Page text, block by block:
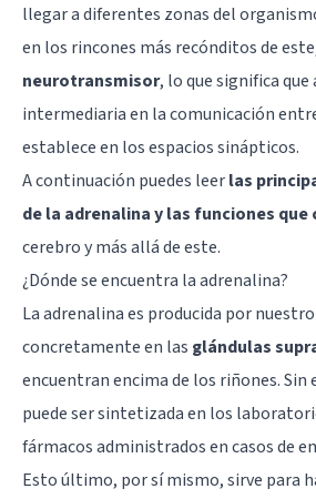
llegar a diferentes zonas del
en los rincones más recónditos de
neurotransmisor, lo que significa
intermediaria en la comunicación
establece en los espacios sinápticos.
A continuación puedes leerlas
de la adrenalina y las funciones
cerebroy más allá de este.
¿Dónde se encuentra la adrenalina?
La adrenalina es producida por
concretamente en las glándulas
encuentran encima de los riñones.
puede ser sintetizada en los
fármacos administrados en casos de
Esto último, por sí mismo, sirve para